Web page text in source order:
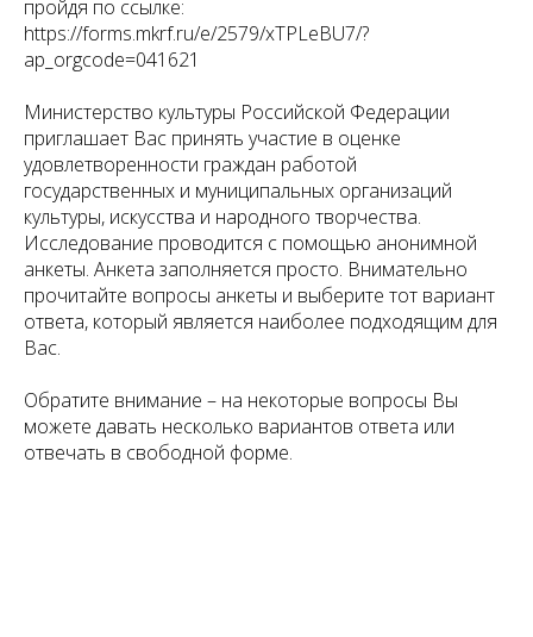
пройдя по ссылке:
https://forms.mkrf.ru/e/2579/xTPLeBU7/?
ap_orgcode=041621
Министерство культуры Российской Федерации
приглашает Вас принять участие в оценке
удовлетворенности граждан работой
государственных и муниципальных организаций
культуры, искусства и народного творчества.
Исследование проводится с помощью анонимной
анкеты. Анкета заполняется просто. Внимательно
прочитайте вопросы анкеты и выберите тот вариант
ответа, который является наиболее подходящим для
Вас.
Обратите внимание – на некоторые вопросы Вы
можете давать несколько вариантов ответа или
отвечать в свободной форме.